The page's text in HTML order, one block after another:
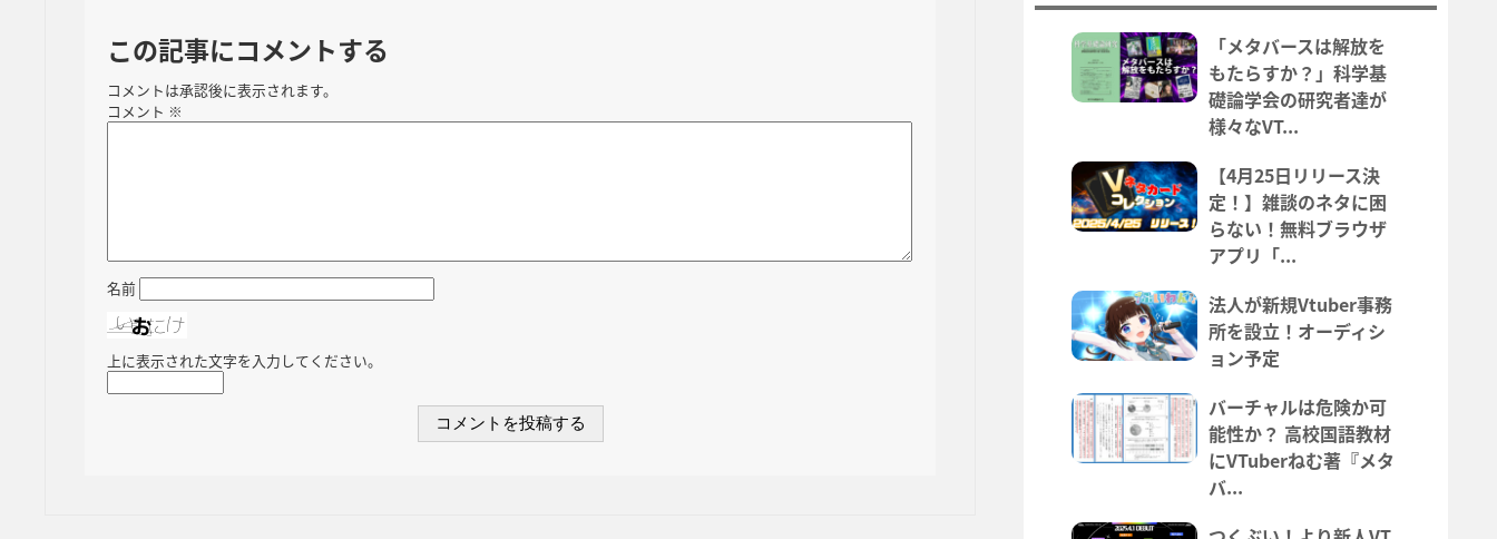
この記事にコメントする
コメントは承認後に表示されます。
コメント ※
名前
上に表示された文字を入力してください。
「メタバースは解放を
もたらすか？」科学基
礎論学会の研究者達が
様々なVT...
【4月25日リリース決
定！】雑談のネタに困
らない！無料ブラウザ
アプリ「...
法人が新規Vtuber事務
所を設立！オーディシ
ョン予定
バーチャルは危険か可
能性か？ 高校国語教材
にVTuberねむ著『メタ
バ...